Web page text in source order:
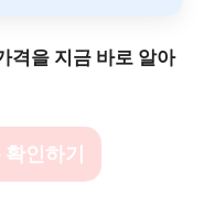
격을 지금 바로 알아
인하기